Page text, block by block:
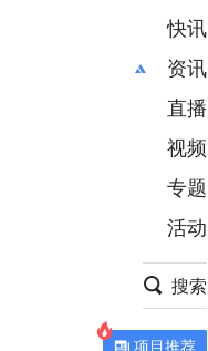
快讯
资讯
推荐
财经
项目推荐
安徽
直播
视频
专题
活动
搜索
项目推荐